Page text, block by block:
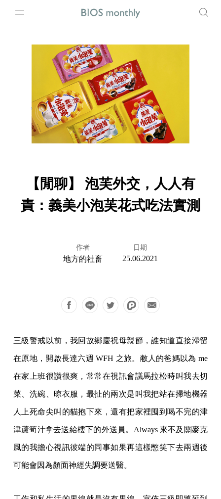
【閒聊】 泡芙外交，人人有
責：義美小泡芙花式吃法實測
作者
地方的社畜
日期
25.06.2021
三級警戒以前，我回故鄉慶祝母親節，誰知道直接滯留
在原地，開啟長達六週 WFH 之旅。敝人的爸媽以為 me
在家上班很讚很爽，常常在視訊會議馬拉松時叫我去切
菜、洗碗、晾衣服，最扯的兩次是叫我把站在掃地機器
人上死命尖叫的貓抱下來，還有把家裡囤到喝不完的津
津蘆筍汁拿去送給樓下的外送員。Always 來不及關麥克
風的我擔心視訊彼端的同事如果再這樣憋笑下去兩週後
可能會因為顏面神經失調要送醫。